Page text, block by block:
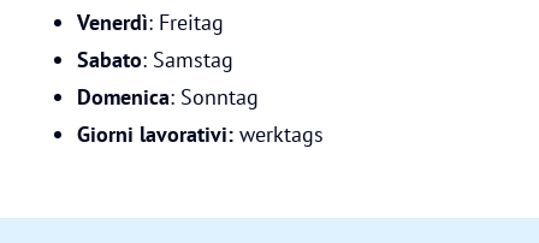
Venerdì: Freitag
Sabato: Samstag
Domenica: Sonntag
Giorni lavorativi: werktags